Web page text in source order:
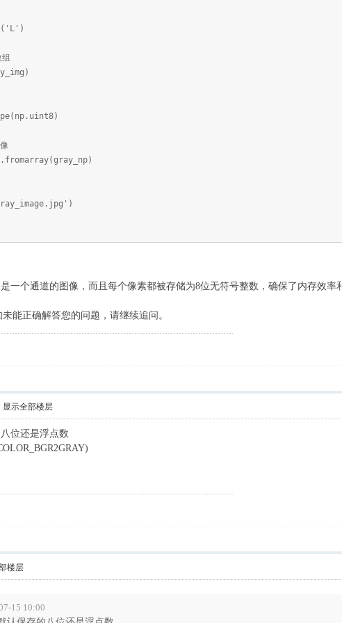
一个通道的图像，而且每个像素都被存储为8位无符号整数，确保了内存效率
能正确解答您的问题，请继续追问。
显示全部楼层
位还是浮点数
楼层
15 10:00